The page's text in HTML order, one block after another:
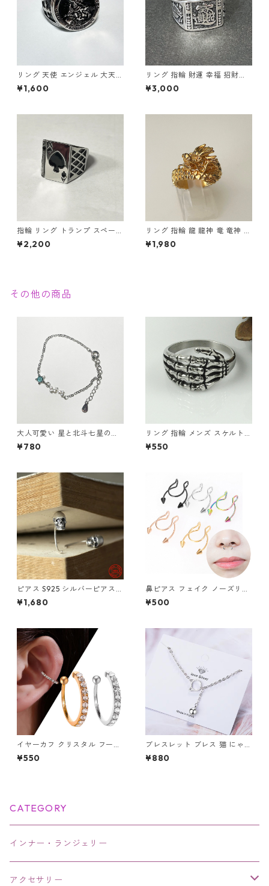
リング 天使 エンジェル 大天使
ミカエル 十字架 クロス 指輪
ステンレス メンズアクセサリ
¥1,600
リング 指輪 財運 幸福 招財進
寶 (しょうざいしんぽう) 宝船
縁起物
¥3,000
指輪 リング トランプ スペード
エース ステンレス 幸運 勝負運
ラッキーアイテム ギャンブル
¥2,200
リング 指輪 龍 龍神 竜 竜神 金
龍 ゴールド スパイラル メンズ
アクセサリー
¥1,980
その他の商品
大人可愛い 星と北斗七星のブ
レスレット ビジュー シルバー
スター 華奢デザイン
¥780
リング 指輪 メンズ スケルトン
ハンド スカルハンド アンティ
ーク シルバー アクセサリー
¥550
ピアス S925 シルバーピアス
スカル ユニセックス フックピ
アス 片耳用
¥1,680
鼻ピアス フェイク ノーズリン
グ ボディピアス セプタム ステ
ンレス ノンホール 挟む フェイ
リー
¥500
イヤーカフ クリスタル フープ
シンプル ノンホール イヤーク
リップ イヤーカフ 片耳用 ユニ
¥550
ブレスレット ブレス 猫 にゃん
こ 鈴 ネコに鈴 チェーン 華奢
猫の顔 CAT フェイス 可愛い
¥880
CATEGORY
インナー・ランジェリー
アクセサリー